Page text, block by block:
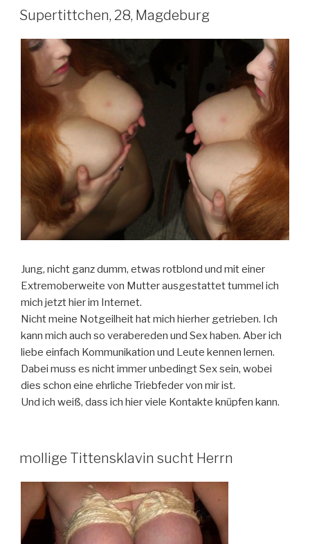
Supertittchen, 28, Magdeburg
Jung, nicht ganz dumm, etwas rotblond und mit einer
Extremoberweite von Mutter ausgestattet tummel ich
mich jetzt hier im Internet.
Nicht meine Notgeilheit hat mich hierher getrieben. Ich
kann mich auch so verabereden und Sex haben. Aber ich
liebe einfach Kommunikation und Leute kennen lernen.
Dabei muss es nicht immer unbedingt Sex sein, wobei
dies schon eine ehrliche Triebfeder von mir ist.
Und ich weiß, dass ich hier viele Kontakte knüpfen kann.
mollige Tittensklavin sucht Herrn